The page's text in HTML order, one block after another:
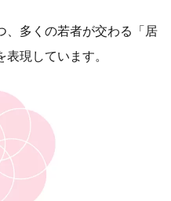
、多くの若者が交わる「居
現しています。